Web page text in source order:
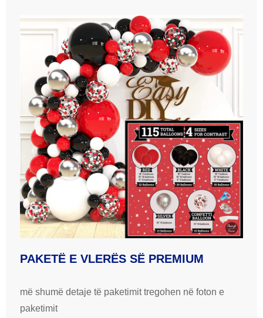
PAKETË E VLERËS SË PREMIUM
më shumë detaje të paketimit tregohen në foton e
paketimit